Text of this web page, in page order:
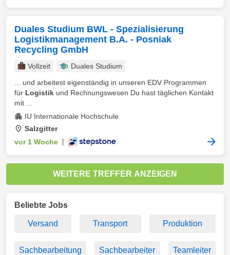
Duales Studium BWL - Spezialisierung
Logistikmanagement B.A. - Posniak
Recycling GmbH
Vollzeit
Duales Studium
... und arbeitest eigenständig in unseren EDV Programmen
für Logistik und Rechnungswesen Du hast täglichen Kontakt
mit ...
IU Internationale Hochschule
Salzgitter
vor 1 Woche
WEITERE TREFFER ANZEIGEN
Beliebte Jobs
Versand Transport Produktion
Sachbearbeitung Sachbearbeiter Teamleiter